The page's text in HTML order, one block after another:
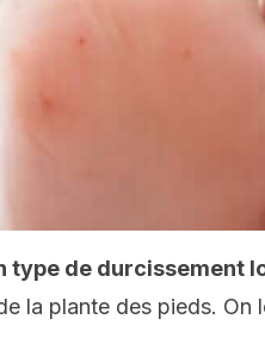
type de durcissement
la plante des pieds. On